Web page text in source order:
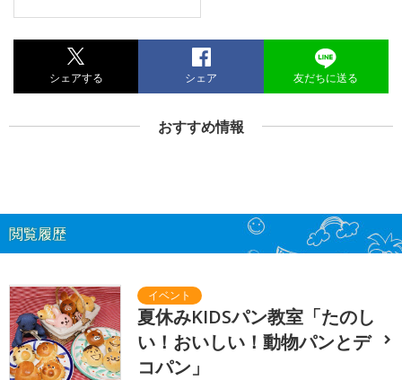
シェアする シェア 友だちに送る
おすすめ情報
閲覧履歴
夏休みKIDSパン教室「たのし
い！おいしい！動物パンとデ
コパン」